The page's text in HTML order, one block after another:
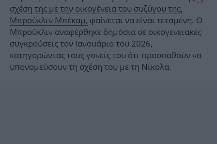
σχέση της με την οικογένεια του συζύγου της,
Μπρούκλιν Μπέκαμ, φαίνεται να είναι τεταμένη. Ο
Μπρούκλιν αναφέρθηκε δημόσια σε οικογενειακές
συγκρούσεις τον Ιανουάριο του 2026,
κατηγορώντας τους γονείς του ότι προσπαθούν να
υπονομεύσουν τη σχέση του με τη Νίκολα.